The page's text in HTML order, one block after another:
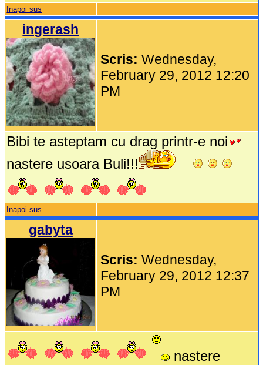
Inapoi sus
ingerash
Scris:Wednesday,
February 29, 2012 12:20
PM
Bibi te asteptam cu drag printr-e noi
nastere usoara Buli!!!
Inapoi sus
gabyta
Scris:Wednesday,
February 29, 2012 12:37
PM
nastere